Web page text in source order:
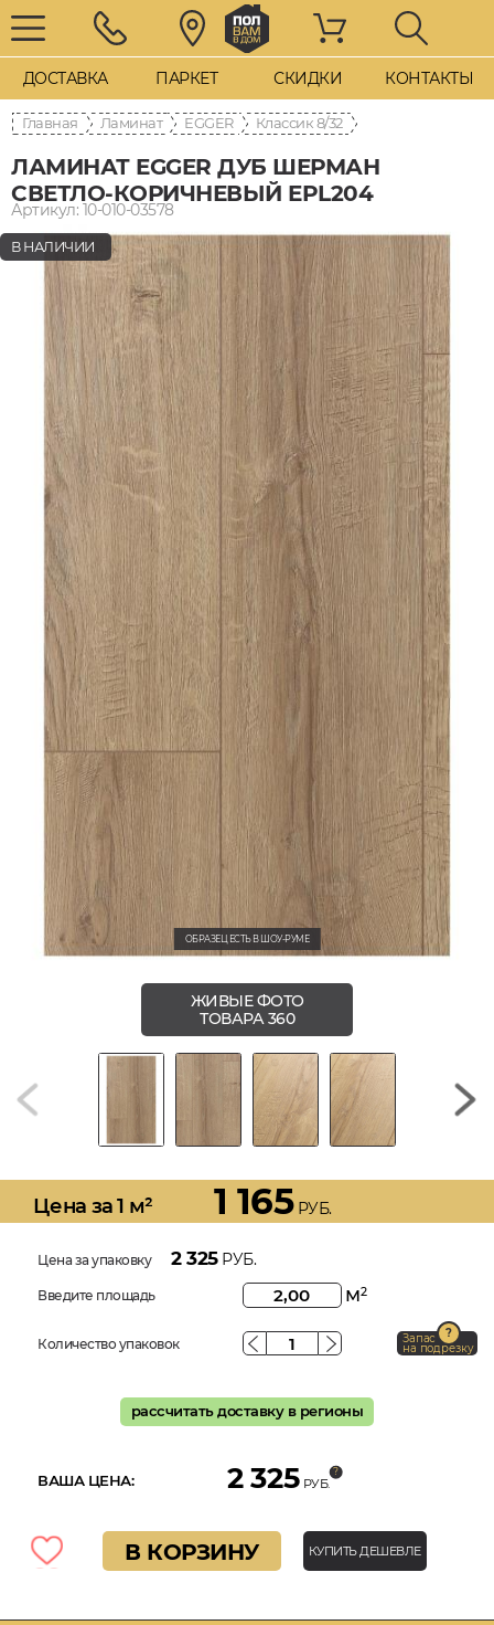
ДОСТАВКА ПАРКЕТ СКИДКИ КОНТАКТЫ
Главная Ламинат EGGER 8/32 Классик
ЛАМИНАТ EGGER ДУБ ШЕРМАН
СВЕТЛО-КОРИЧНЕВЫЙ EPL204
Артикул: 10-010-03578
В НАЛИЧИИ
ОБРАЗЕЦ ЕСТЬ В ШОУ-РУМЕ
ЖИВЫЕ ФОТО
ТОВАРА 360
Цена за 1 м² 1 165РУБ.
Цена за упаковку 2 325РУБ.
Введите площадь м2
Количество упаковок Запас
на подрезку
рассчитать доставку в регионы
ВАША ЦЕНА: 2 325 РУБ.
В КОРЗИНУ КУПИТЬ ДЕШЕВЛЕ